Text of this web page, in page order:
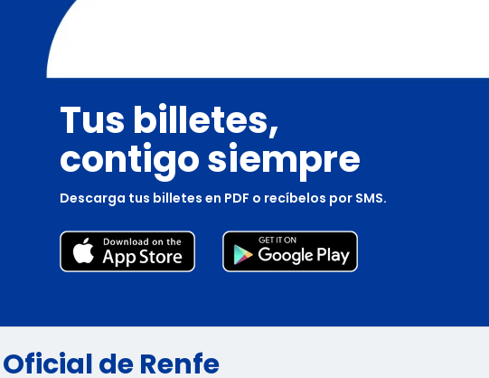
Tus billetes,
contigo siempre
Descarga tus billetes en PDF o recíbelos por SMS.
de Renfe